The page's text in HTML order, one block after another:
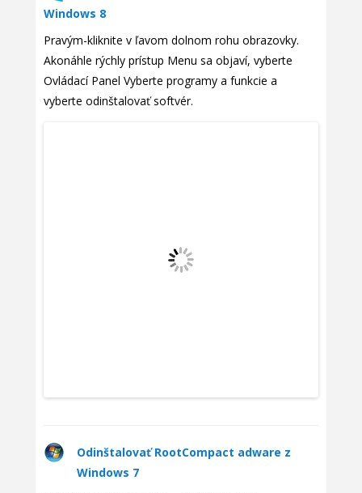
Windows 8
Pravým-kliknite v ľavom dolnom rohu obrazovky.
Akonáhle rýchly prístup Menu sa objaví, vyberte
Ovládací Panel Vyberte programy a funkcie a
vyberte odinštalovať softvér.
Odinštalovať RootCompact adware z
Windows 7